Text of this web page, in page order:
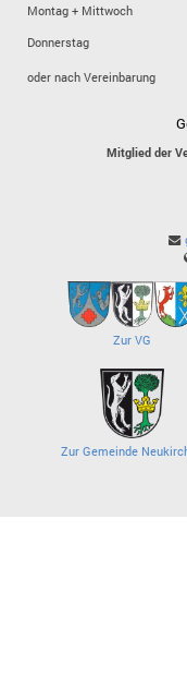
Montag + Mittwoch
Donnerstag
oder nach Vereinbarung
Mitglied der
Zur VG
Zur Gemeinde